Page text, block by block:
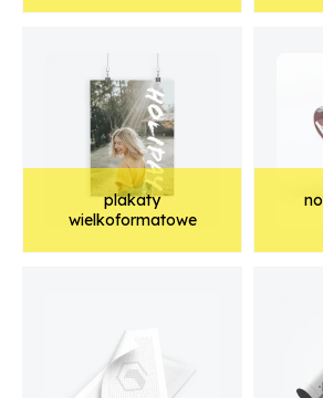
plakaty
wielkoformatowe